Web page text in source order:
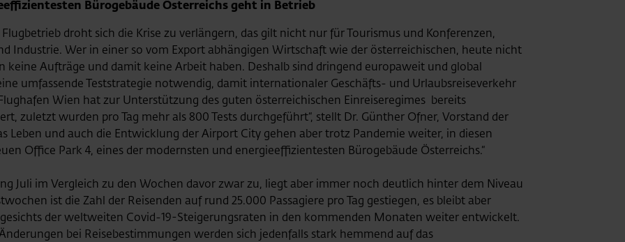
Bürogebäude Österreichs geht in Betrieb
droht sich die Krise zu verlängern, das gilt nicht nur für Tourismus und Konferenzen,
Industrie. Wer in einer so vom Export abhängigen Wirtschaft wie der österreichischen, heute nicht
Aufträge und damit keine Arbeit haben. Deshalb sind dringend europaweit und global
umfassende Teststrategie notwendig, damit internationaler Geschäfts- und Urlaubsreiseverkehr
Wien hat zur Unterstützung des guten österreichischen Einreiseregimes bereits
zuletzt wurden pro Tag mehr als 800 Tests durchgeführt“, stellt Dr. Günther Ofner, Vorstand der
Leben und auch die Entwicklung der Airport City gehen aber trotz Pandemie weiter, in diesen
Office Park 4, eines der modernsten und energieeffizientesten Bürogebäude Österreichs.“
Juli im Vergleich zu den Wochen davor zwar zu, liegt aber immer noch deutlich hinter dem Niveau
ist die Zahl der Reisenden auf rund 25.000 Passagiere pro Tag gestiegen, es bleibt aber
der weltweiten Covid-19-Steigerungsraten in den kommenden Monaten weiter entwickelt.
bei Reisebestimmungen werden sich jedenfalls stark hemmend auf das